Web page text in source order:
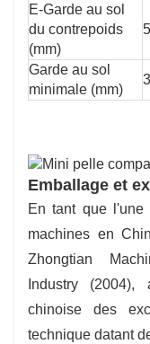
E-Garde au sol
du contrepoids
(mm)
Garde au sol
minimale (mm)
Emballage et
En tant que l'une
machines en
Zhongtian
Industry
chinoise des
technique datant